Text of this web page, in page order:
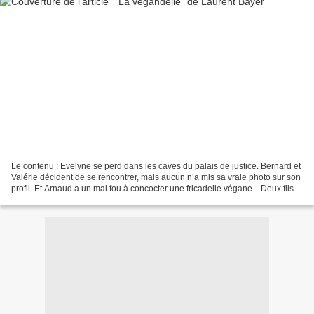
Le contenu : Evelyne se perd dans les caves du palais de justice. Bernard et
Valérie décident de se rencontrer, mais aucun n’a mis sa vraie photo sur son
profil. Et Arnaud a un mal fou à concocter une fricadelle végane... Deux fils